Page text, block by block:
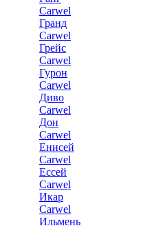
Carwel
Гранд
Carwel
Грейс
Carwel
Гурон
Carwel
Диво
Carwel
Дон
Carwel
Енисей
Carwel
Ессей
Carwel
Икар
Carwel
Ильмень